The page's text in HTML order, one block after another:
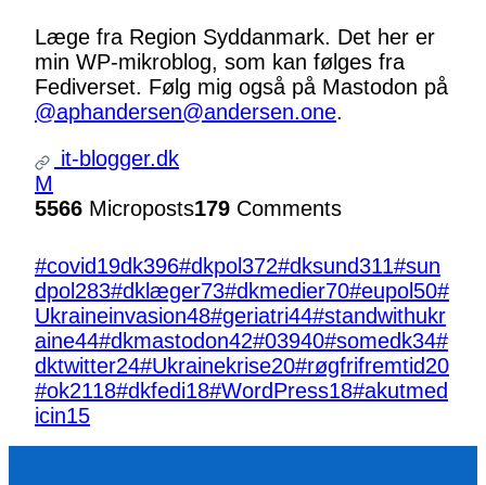
Læge fra Region Syddanmark. Det her er
min WP-mikroblog, som kan følges fra
Fediverset. Følg mig også på Mastodon på
@aphandersen@andersen.one.
it-blogger.dk
M
5566 Microposts179 Comments
#covid19dk396#dkpol372#dksund311#sun
dpol 283#dklæger73#dkmedier70#eupol 50#
Ukraineinvasion48#geriatri44#standwithukr
aine44#dkmastodon42#03940#somedk34#
dktwitter24#Ukrainekrise20#røgfrifremtid20
#ok2118#dkfedi18#WordPress18#akutmed
icin15